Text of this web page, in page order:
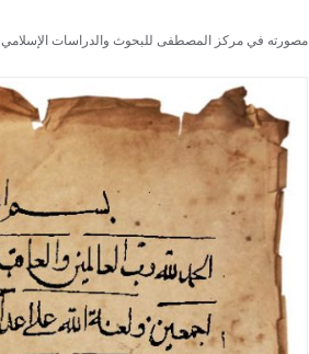
مصورته في مركز المصطفى للبحوث والدراسات الإسلامي